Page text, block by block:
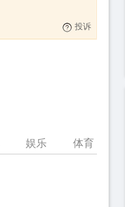
投诉
娱乐 体育